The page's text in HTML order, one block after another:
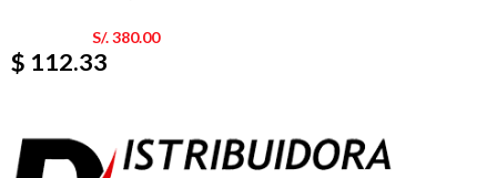
S/.380.00
$ 112.33